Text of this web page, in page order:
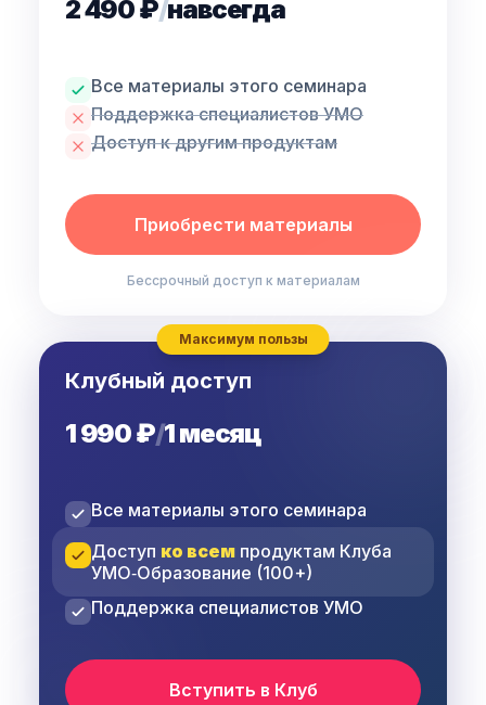
2 490 ₽/навсегда
Все материалы этого семинара
Поддержка специалистов УМО
Доступ к другим продуктам
Приобрести материалы
Бессрочный доступ к материалам
Максимум пользы
Клубный доступ
1 990 ₽/1 месяц
Все материалы этого семинара
Доступ ко всем продуктам Клуба
УМО‑Образование (100+)
Поддержка специалистов УМО
Вступить в Клуб